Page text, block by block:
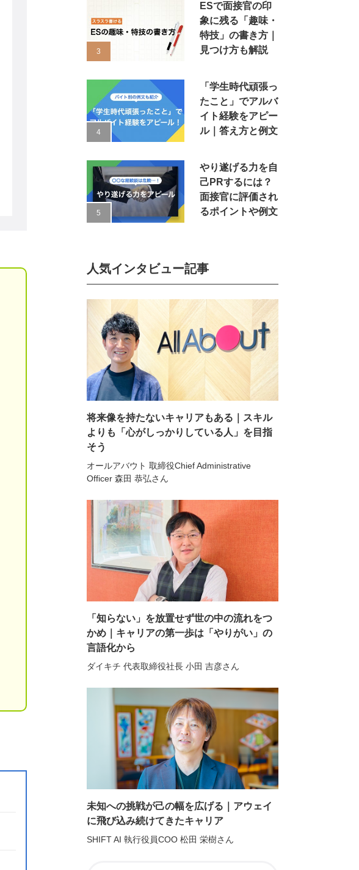
ESで面接官の印
象に残る「趣味・
特技」の書き方｜
見つけ方も解説
「学生時代頑張っ
たこと」でアルバ
イト経験をアピー
ル｜答え方と例文
やり遂げる力を自
己PRするには？
面接官に評価され
るポイントや例文
人気インタビュー記事
将来像を持たないキャリアもある｜スキル
よりも「心がしっかりしている人」を目指
そう
オールアバウト 取締役Chief Administrative
Officer 森田 恭弘さん
「知らない」を放置せず世の中の流れをつ
かめ｜キャリアの第一歩は「やりがい」の
言語化から
ダイキチ 代表取締役社長 小田 吉彦さん
未知への挑戦が己の幅を広げる｜アウェイ
に飛び込み続けてきたキャリア
SHIFT AI 執行役員COO 松田 栄樹さん